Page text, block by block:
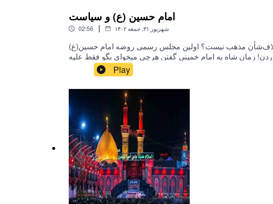
امام حسین (ع) و سیاست
02:56 | ۱۴۰۲ شهریور ۳۱, جمعه
خلاف‌شأن مذهب نیست؟ اولین مجلس رسمی روضه امام حسین(ع)
زمان شاه به امام خمینی گفتن هرچی میخوای بگو فقط علیه
با یکی از دوستاتون هم به اشتراک بگذارید.مأخذ ویدیویی این
فایل صوتی در پیام رسان ایتا:@rahimpoor_azghadi#طرحی_برای_فردا #رحیم_پور_ازغدی #اسلام #محرم #امام_حسین #عاشورا #کربلا #انقلاب #امام_خمینی
#سیاست
Play